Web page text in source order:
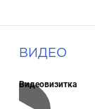
ВИДЕО
Видеовизитка